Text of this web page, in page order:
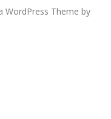
WordPress Theme by